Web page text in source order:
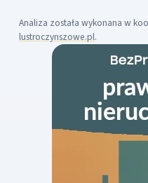
Analiza została wykonana w
lustroczynszowe.pl.